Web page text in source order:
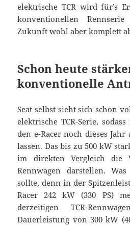
elektrische TCR wird für’s
konventionellen
Zukunft wohl aber komplett
Schon heute
konventionelle
Seat selbst sieht sich schon
elektrische TCR-Serie,
den e-Racer noch dieses
lassen. Das bis zu 500 kW
im direkten Vergleich die
Rennwagen darstellen.
sollte, denn in der
Racer 242 kW (330 PS)
derzeitigen TCR-
Dauerleistung von 300 kW